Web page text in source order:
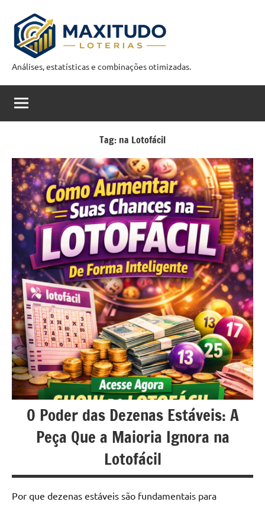
para
conteúdo
M
a
x
t
u
d
o
C
u
r
s
o
s
O
n
n
e
Análises, estatísticas e combinações otimizadas.
Tag: na Lotofácil
O Poder das Dezenas Estáveis: A
Peça Que a Maioria Ignora na
Lotofácil
Por que dezenas estáveis são fundamentais para